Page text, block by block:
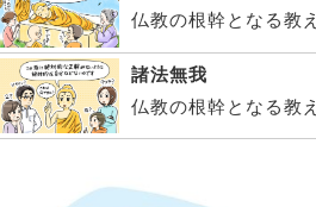
仏教の根幹となる教え
諸法無我
仏教の根幹となる教え